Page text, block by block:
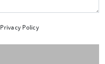
Privacy Policy